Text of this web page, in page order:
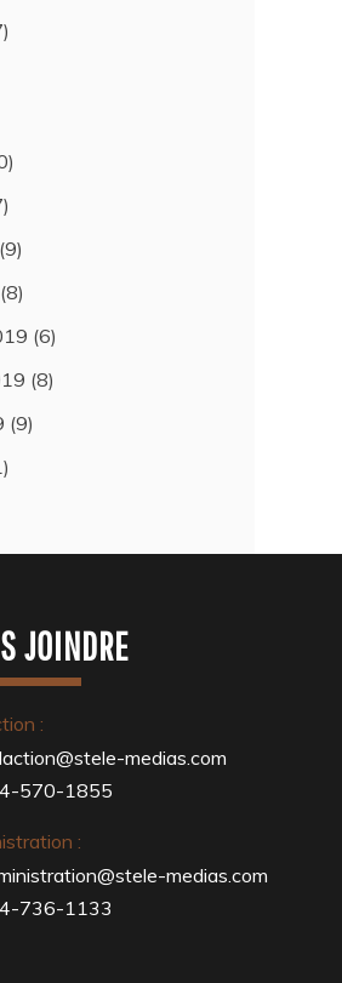
(9)
(8)
(6)
(8)
(9)
JOINDRE
:
medias.com
570-1855
:
medias.com
736-1133